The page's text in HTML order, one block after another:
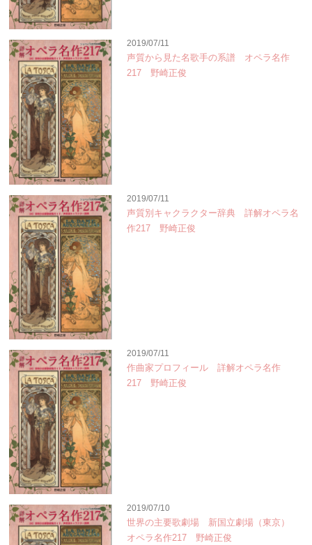
2019/07/11
声質から見た名歌手の系譜 オペラ名作
217 野崎正俊
2019/07/11
声質別キャクラクター辞典 詳解オペラ名
作217 野崎正俊
2019/07/11
作曲家プロフィール 詳解オペラ名作
217 野崎正俊
2019/07/10
世界の主要歌劇場 新国立劇場（東京）
オペラ名作217 野崎正俊